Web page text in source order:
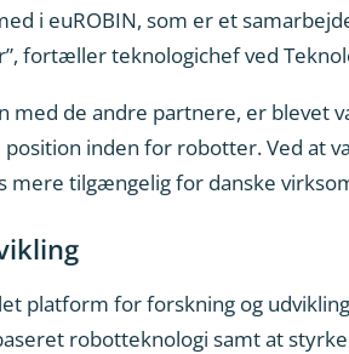
i euROBIN, som er et
fortæller teknologichef ved
med de andre partnere, er blevet
inden for robotter. Ved at
tilgængelig for danske
platform for forskning og
robotteknologi samt at